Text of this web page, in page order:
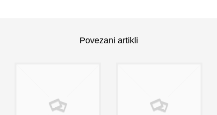
Povezani artikli